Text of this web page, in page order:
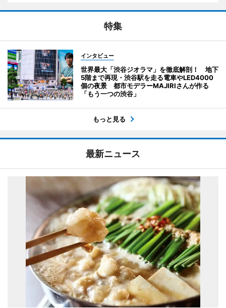
特集
インタビュー
世界最大「渋谷ジオラマ」を徹底解剖！ 地下
5階まで再現・渋谷駅を走る電車やLED4000
個の夜景 都市モデラーMAJIRIさんが作る
「もう一つの渋谷」
もっと見る
最新ニュース